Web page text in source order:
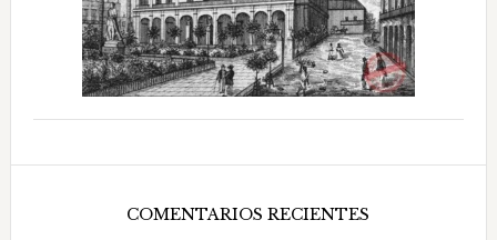
COMENTARIOS RECIENTES